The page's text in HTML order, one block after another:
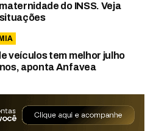
do INSS. Veja
veículos tem melhor julho
aponta Anfavea